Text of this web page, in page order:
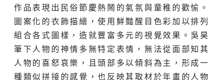
作品表現出民俗節慶熱鬧的氣氛與童稚的歡愉。
圖案化的衣飾描繪，使用鮮豔醒目色彩加以排列
組合各式圖樣，造就豐富多元的視覺效果。吳昊
筆下人物的神情多無特定表情，無法從面部知其
人物的喜怒哀樂，且頭部多以傾斜為主，形成一
種類似拼接的感覺，也反映其取材於年畫的人物